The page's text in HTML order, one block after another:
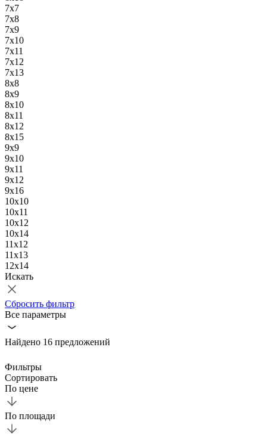
7x7
7x8
7х9
7х10
7х11
7х12
7х13
8х8
8x9
8х10
8х11
8х12
8х15
9x9
9х10
9х11
9х12
9х16
10x10
10х11
10x12
10х14
11х12
11х13
12х14
Искать
Сбросить фильтр
Все параметры
Найдено 16 предложений
Фильтры
Сортировать
По цене
По площади